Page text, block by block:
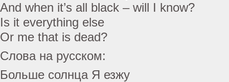
And when it’s all black – will I know?
Is it everything else
Or me that is dead?
Слова на русском:
Больше солнца Я езжу